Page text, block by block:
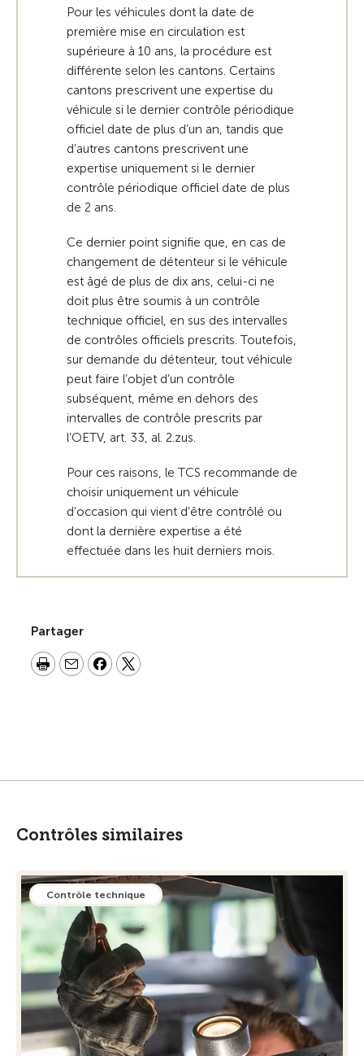
Pour les véhicules dont la date de
première mise en circulation est
supérieure à 10 ans, la procédure est
différente selon les cantons. Certains
cantons prescrivent une expertise du
véhicule si le dernier contrôle périodique
officiel date de plus d’un an, tandis que
d’autres cantons prescrivent une
expertise uniquement si le dernier
contrôle périodique officiel date de plus
de 2 ans.
Ce dernier point signifie que, en cas de
changement de détenteur si le véhicule
est âgé de plus de dix ans, celui-ci ne
doit plus être soumis à un contrôle
technique officiel, en sus des intervalles
de contrôles officiels prescrits. Toutefois,
sur demande du détenteur, tout véhicule
peut faire l’objet d’un contrôle
subséquent, même en dehors des
intervalles de contrôle prescrits par
l’OETV, art. 33, al. 2.zus.
Pour ces raisons, le TCS recommande de
choisir uniquement un véhicule
d’occasion qui vient d’être contrôlé ou
dont la dernière expertise a été
effectuée dans les huit derniers mois.
Partager
Contrôles similaires
Contrôle technique